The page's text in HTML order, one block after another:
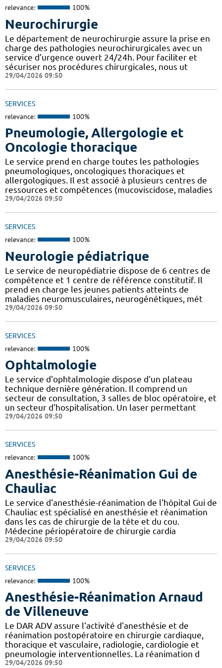
relevance: 100%
Neurochirurgie
Le département de neurochirurgie assure la prise en
charge des pathologies neurochirurgicales avec un
service d’urgence ouvert 24/24h. Pour faciliter et
sécuriser nos procédures chirurgicales, nous ut
29/04/2026 09:50
SERVICES
relevance: 100%
Pneumologie, Allergologie et
Oncologie thoracique
Le service prend en charge toutes les pathologies
pneumologiques, oncologiques thoraciques et
allergologiques. Il est associé à plusieurs centres de
ressources et compétences (mucoviscidose, maladies
29/04/2026 09:50
SERVICES
relevance: 100%
Neurologie pédiatrique
Le service de neuropédiatrie dispose de 6 centres de
compétence et 1 centre de référence constitutif. Il
prend en charge les jeunes patients atteints de
maladies neuromusculaires, neurogénétiques, mét
29/04/2026 09:50
SERVICES
relevance: 100%
Ophtalmologie
Le service d'ophtalmologie dispose d'un plateau
technique dernière génération. Il comprend un
secteur de consultation, 3 salles de bloc opératoire, et
un secteur d'hospitalisation. Un laser permettant
29/04/2026 09:50
SERVICES
relevance: 100%
Anesthésie-Réanimation Gui de
Chauliac
Le service d'anesthésie-réanimation de l'hôpital Gui de
Chauliac est spécialisé en anesthésie et réanimation
dans les cas de chirurgie de la tête et du cou.
Médecine périopératoire de chirurgie cardia
29/04/2026 09:50
SERVICES
relevance: 100%
Anesthésie-Réanimation Arnaud
de Villeneuve
Le DAR ADV assure l'activité d'anesthésie et de
réanimation postopératoire en chirurgie cardiaque,
thoracique et vasculaire, radiologie, cardiologie et
pneumologie interventionnelles. La réanimation d
29/04/2026 09:50